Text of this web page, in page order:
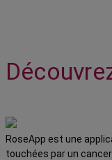
RoseApp est une
touchées par un